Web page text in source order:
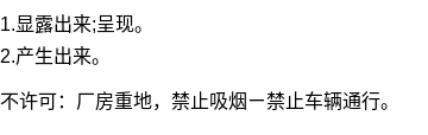
1.显露出来;呈现。
2.产生出来。
不许可：厂房重地，禁止吸烟ㄧ禁止车辆通行。